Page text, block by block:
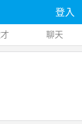
登入
聊天